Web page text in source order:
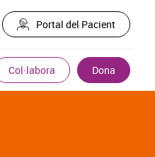
Portal del Pacient
Col·labora Dona